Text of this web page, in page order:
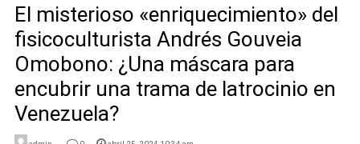
El misterioso «enriquecimiento» del
fisicoculturista Andrés Gouveia
Omobono: ¿Una máscara para
encubrir una trama de latrocinio en
Venezuela?